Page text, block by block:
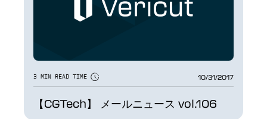
3 MIN READ TIME 10/31/2017
【CGTech】 メールニュース vol.106